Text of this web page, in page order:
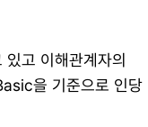
고 이해관계자의
을 기준으로 인당